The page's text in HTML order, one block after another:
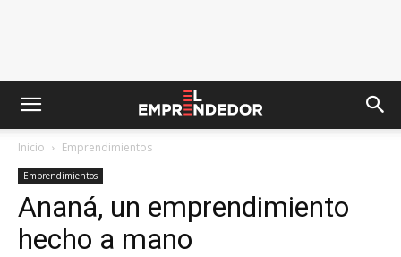
Inicio Emprendimientos
Emprendimientos
Ananá, un emprendimiento
hecho a mano